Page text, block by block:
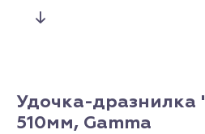
Удочка-дразнилка
510мм, Gamma